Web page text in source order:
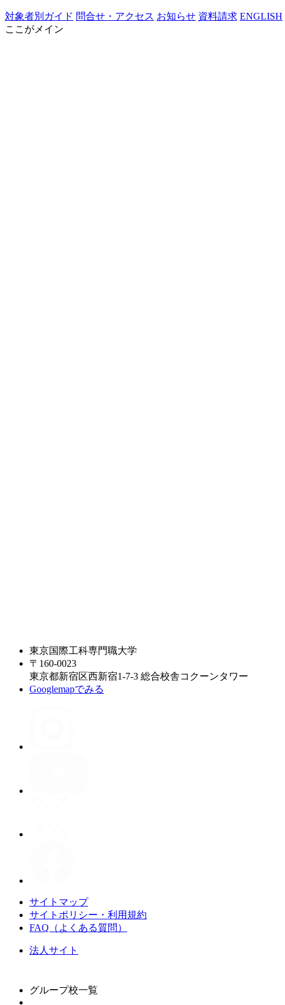
対象者別ガイド 問合せ・アクセス お知らせ 資料請求 ENGLISH
ここがメイン
東京国際工科専門職大学
〒160-0023
東京都新宿区西新宿1-7-3 総合校舎コクーンタワー
Googlemapでみる
サイトマップ
サイトポリシー・利用規約
FAQ（よくある質問）
法人サイト
グループ校一覧